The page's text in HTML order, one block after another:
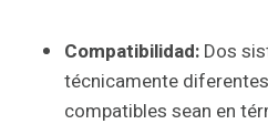
Compatibilidad: Dos
técnicamente
compatibles sean en